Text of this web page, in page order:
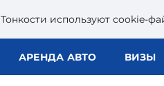
Тонкости используют сookie-
АРЕНДА АВТО ВИЗЫ